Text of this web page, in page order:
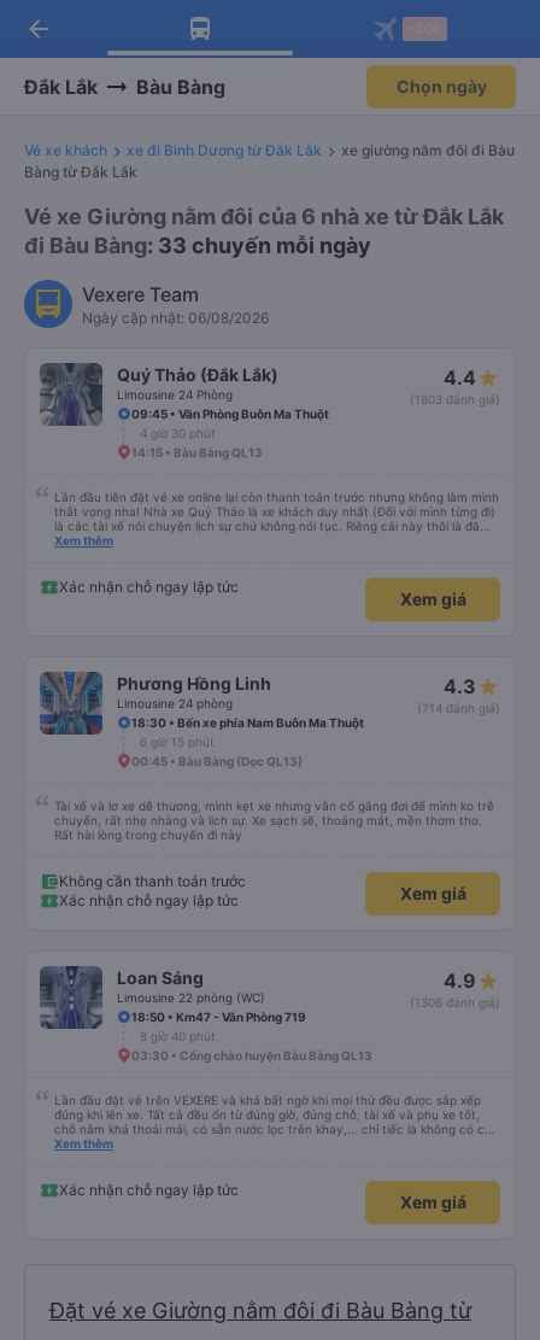
Tải app Vexere ngay!
Nhận ưu đãi thành viên độc
Mở app
Tải app Vexere
-30k/ghế khi đặt vé máy bay qua
Mở app
arrow_back
Đắk Lắk Bàu Bàng Chọn ngày
Vé xe khách xe đi Bình Dương từ Đắk Lắk
xe giường nằm đôi đi Bàu
Bàng từ Đắk Lắk
Vé xe Giường nằm đôi của 6 nhà xe từ Đắk Lắk
đi Bàu Bàng: 33 chuyến mỗi ngày
Vexere Team
Ngày cập nhật: 06/08/2026
Quý Thảo (Đắk Lắk)
Limousine 24 Phòng
4.4
(1803 đánh giá)
09:45 • Văn Phòng Buôn Ma Thuột
4 giờ 30 phút
14:15 • Bàu Bàng QL13
Lần đầu tiên đặt vé xe online lại còn thanh toán trước nhưng không làm mình
thất vọng nha! Nhà xe Quý Thảo là xe khách duy nhất (Đối với mình từng đi)
là các tài xế nói chuyện lịch sự chứ không nói tục. Riêng cái này thôi là đã
đánh giá 5 sao rồi. Chú tài xế còn uống pepsi rất dễ thương chứ không có
Xem thêm
Xác nhận chỗ ngay lập tức
Xem giá
Phương Hồng Linh
Limousine 24 phòng
4.3
(714 đánh giá)
18:30 • Bến xe phía Nam Buôn Ma Thuột
6 giờ 15 phút
00:45 • Bàu Bàng (Dọc QL13)
Tài xế và lơ xe dễ thương, mình kẹt xe nhưng vẫn cố gắng đợi để mình ko trễ
chuyến, rất nhẹ nhàng và lịch sự. Xe sạch sẽ, thoáng mát, mền thơm tho.
Rất hài lòng trong chuyến đi này
Không cần thanh toán trước
Xác nhận chỗ ngay lập tức
Xem giá
Loan Sáng
Limousine 22 phòng (WC)
4.9
(1306 đánh giá)
18:50 • Km47 - Văn Phòng 719
8 giờ 40 phút
03:30 • Cổng chào huyện Bàu Bàng QL13
Lần đầu đặt vé trên VEXERE và khá bất ngờ khi mọi thứ đều được sắp xếp
đúng khi lên xe. Tất cả đều ổn từ đúng giờ, đúng chỗ, tài xế và phụ xe tốt,
chỗ nằm khá thoải mái, có sẵn nước lọc trên khay,... chỉ tiếc là không có chỗ
để sạc pin thôi. Nhưng vậy cũng quá ổn rồi!
Xem thêm
Xác nhận chỗ ngay lập tức
Xem giá
Đặt vé xe Giường nằm đôi đi Bàu Bàng từ